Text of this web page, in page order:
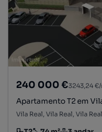
240 000 €3243,24 €/
Apartamento T2 em
Vila Real, Vila Real, Vila Real